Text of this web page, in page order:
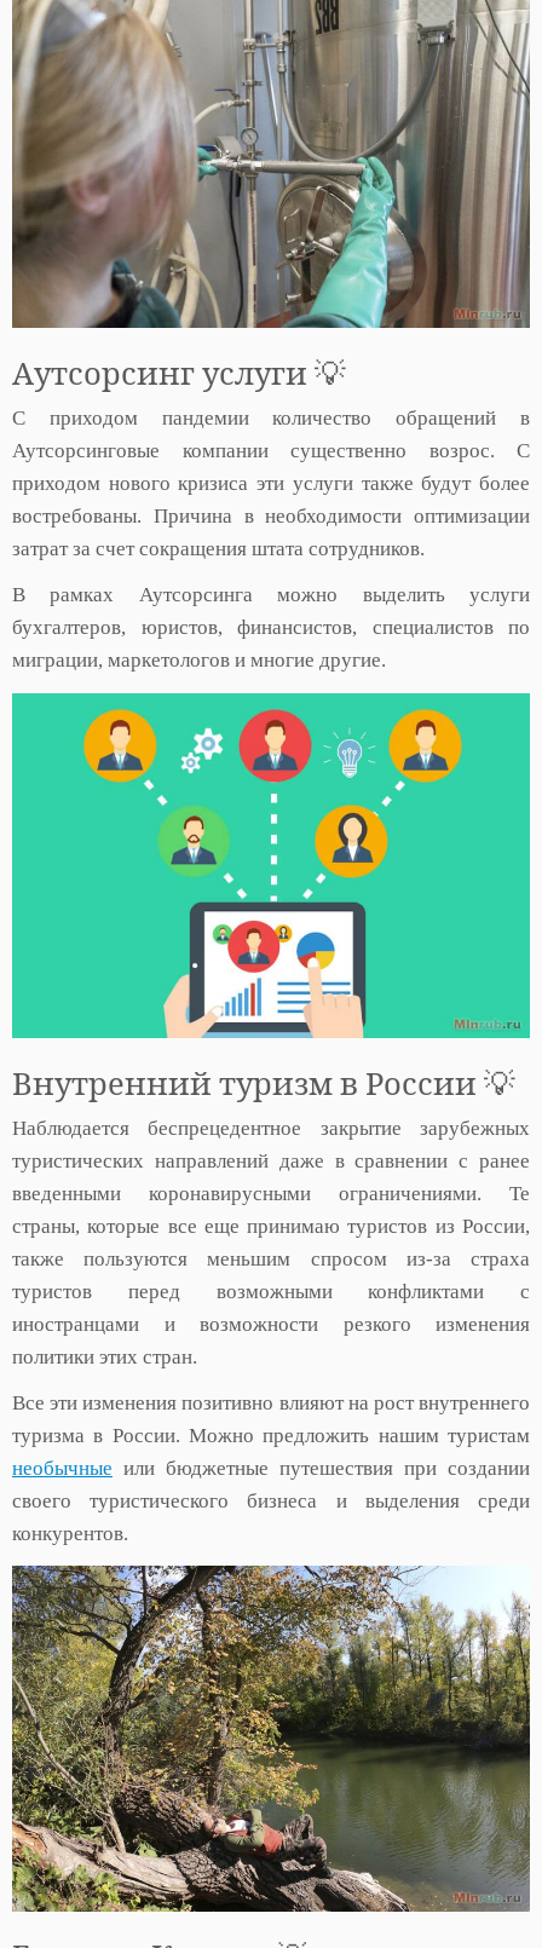
Аутсорсинг услуги 💡
С приходом пандемии количество обращений в
Аутсорсинговые компании существенно возрос. С
приходом нового кризиса эти услуги также будут более
востребованы. Причина в необходимости оптимизации
затрат за счет сокращения штата сотрудников.
В рамках Аутсорсинга можно выделить услуги
бухгалтеров, юристов, финансистов, специалистов по
миграции, маркетологов и многие другие.
Внутренний туризм в России 💡
Наблюдается беспрецедентное закрытие зарубежных
туристических направлений даже в сравнении с ранее
введенными коронавирусными ограничениями. Те
страны, которые все еще принимаю туристов из России,
также пользуются меньшим спросом из-за страха
туристов перед возможными конфликтами с
иностранцами и возможности резкого изменения
политики этих стран.
Все эти изменения позитивно влияют на рост внутреннего
туризма в России. Можно предложить нашим туристам
необычные или бюджетные путешествия при создании
своего туристического бизнеса и выделения среди
конкурентов.